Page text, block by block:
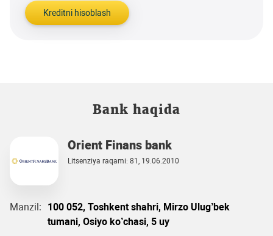
Kreditni hisoblash
Bank haqida
Orient Finans bank
Litsenziya raqami: 81, 19.06.2010
Manzil:
100 052, Toshkent shahri, Mirzo Ulug’bek
tumani, Osiyo ko’chasi, 5 uy